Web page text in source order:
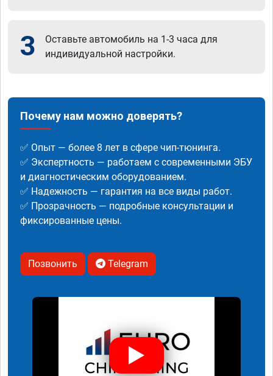
3
Оставьте автомобиль на 1-3 часа для
индивидуальной настройки.
Почему нам можно доверять?
✅ Опыт — более 8 лет в сфере чип-тюнинга.
✅ Экспертность — работаем с современными ЭБУ
и диагностическим оборудованием.
✅ Надежность — гарантия на все виды работ.
✅ Прозрачность — подробные консультации и
фиксированные цены.
Позвонить Telegram